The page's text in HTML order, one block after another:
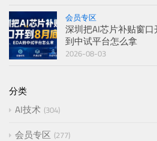
会员专区
深圳把AI芯片补贴窗
到中试平台怎么拿
2026-08-03
分类
AI技术 304
会员专区 277